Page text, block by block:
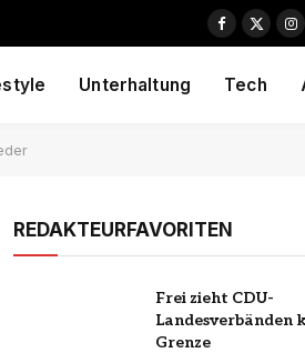
Facebook
X
Unterhaltung Tech
REDAKTEURFAVORITEN
Frei zieht CDU-
Landesverbänden
Grenze